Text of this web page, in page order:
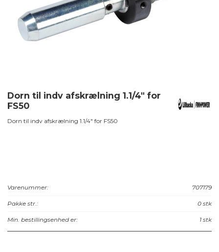
Dorn til indv afskrælning 1.1/4" for
FS50
Dorn til indv afskrælning 1.1/4" for FS50
Varenummer: 707179
Pakke str.: 0 stk
Min. bestillingsenhed er: 1 stk